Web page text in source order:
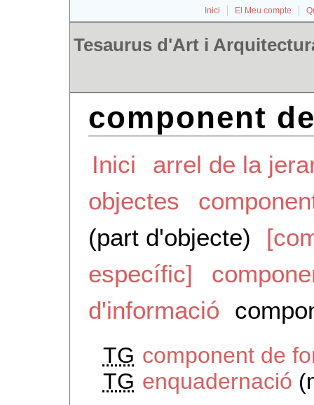
Inici El Meu compte
Tesaurus d'Art i
component
Inici
arrel de la
objectes
(part d'objecte)
específic]
d'informació
TG component de
TG enquadernació